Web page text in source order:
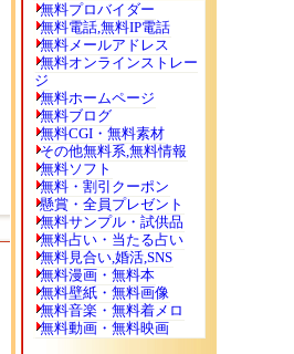
無料プロバイダー
無料電話,無料IP電話
無料メールアドレス
無料オンラインストレー
ジ
無料ホームページ
無料ブログ
無料CGI・無料素材
その他無料系,無料情報
無料ソフト
無料・割引クーポン
懸賞・全員プレゼント
無料サンプル・試供品
無料占い・当たる占い
無料見合い,婚活,SNS
無料漫画・無料本
無料壁紙・無料画像
無料音楽・無料着メロ
無料動画・無料映画